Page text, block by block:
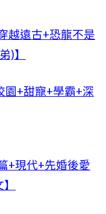
越遠古+恐龍不是
)】
園+甜寵+學霸+深
+現代+先婚後愛